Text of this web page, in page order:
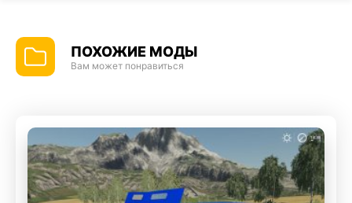
ПОХОЖИЕ МОДЫ
Вам может понравиться